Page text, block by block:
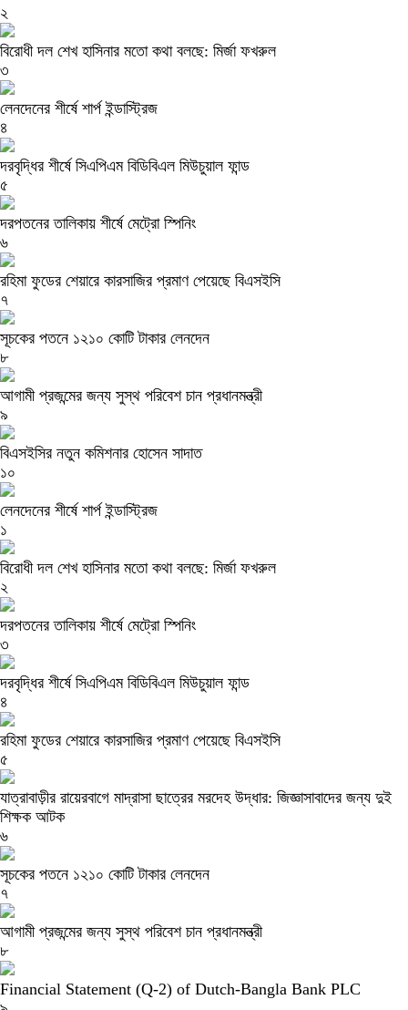
২
বিরোধী দল শেখ হাসিনার মতো কথা বলছে: মির্জা ফখরুল
৩
লেনদেনের শীর্ষে শার্প ইন্ডাস্ট্রিজ
৪
দরবৃদ্ধির শীর্ষে সিএপিএম বিডিবিএল মিউচুয়াল ফান্ড
৫
দরপতনের তালিকায় শীর্ষে মেট্রো স্পিনিং
৬
রহিমা ফুডের শেয়ারে কারসাজির প্রমাণ পেয়েছে বিএসইসি
৭
সূচকের পতনে ১২১০ কোটি টাকার লেনদেন
৮
আগামী প্রজন্মের জন্য সুস্থ পরিবেশ চান প্রধানমন্ত্রী
৯
বিএসইসির নতুন কমিশনার হোসেন সাদাত
১০
লেনদেনের শীর্ষে শার্প ইন্ডাস্ট্রিজ
১
বিরোধী দল শেখ হাসিনার মতো কথা বলছে: মির্জা ফখরুল
২
দরপতনের তালিকায় শীর্ষে মেট্রো স্পিনিং
৩
দরবৃদ্ধির শীর্ষে সিএপিএম বিডিবিএল মিউচুয়াল ফান্ড
৪
রহিমা ফুডের শেয়ারে কারসাজির প্রমাণ পেয়েছে বিএসইসি
৫
যাত্রাবাড়ীর রায়েরবাগে মাদ্রাসা ছাত্রের মরদেহ উদ্ধার: জিজ্ঞাসাবাদের জন্য দুই
শিক্ষক আটক
৬
সূচকের পতনে ১২১০ কোটি টাকার লেনদেন
৭
আগামী প্রজন্মের জন্য সুস্থ পরিবেশ চান প্রধানমন্ত্রী
৮
Financial Statement (Q-2) of Dutch-Bangla Bank PLC